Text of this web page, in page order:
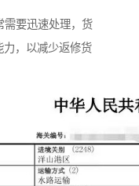
需要迅速处理，货
力，以减少返修货